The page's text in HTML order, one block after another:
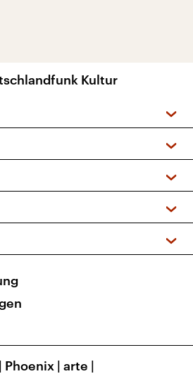
Kultur
Podcasts
+ DAB+)
| Phoenix | arte |